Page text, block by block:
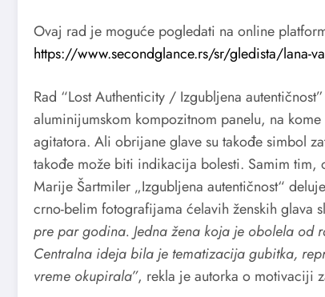
Ovaj rad je moguće pogledati na online
https://www.secondglance.rs/sr/gledista/lana-
Rad “Lost Authenticity / Izgubljena
aluminijumskom kompozitnom panelu, na
agitatora. Ali obrijane glave su takođe simbol
takođe može biti indikacija bolesti. Samim tim,
Marije Šartmiler „Izgubljena autentičnost“
crno-belim fotografijama ćelavih ženskih glava
pre par godina. Jedna žena koja je obolela od
Centralna ideja bila je tematizacija gubitka,
vreme okupirala”, rekla je autorka o motivaciji